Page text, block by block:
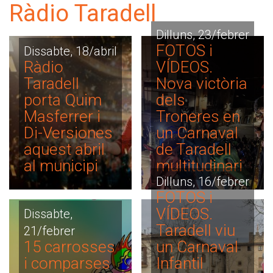
Ràdio Taradell
Dissabte, 18/abril
Ràdio
Taradell
porta Quim
Masferrer i
Di-Versiones
aquest abril
al municipi
Dilluns, 23/febrer
FOTOS i
VÍDEOS.
Nova victòria
dels
Troneres en
un Carnaval
de Taradell
multitudinari
Dissabte,
21/febrer
15 carrosses
i comparses
Dilluns, 16/febrer
FOTOS i
VÍDEOS.
Taradell viu
un Carnaval
Infantil